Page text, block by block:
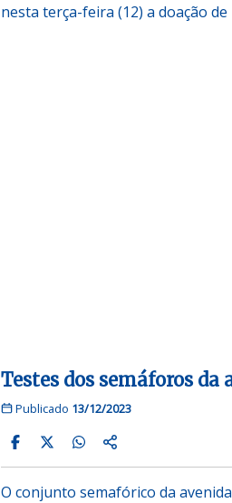
nesta terça-feira (12) a doação
Testes dos semáforos
Publicado 13/12/2023
O conjunto semafórico da